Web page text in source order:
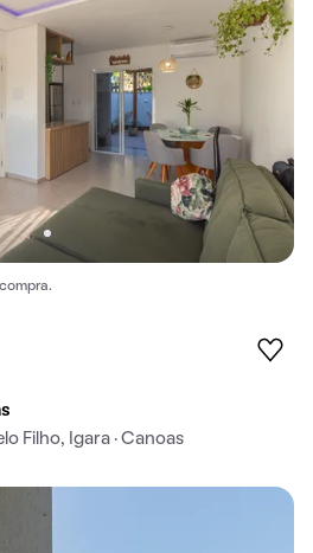
Filho, Igara · Canoas